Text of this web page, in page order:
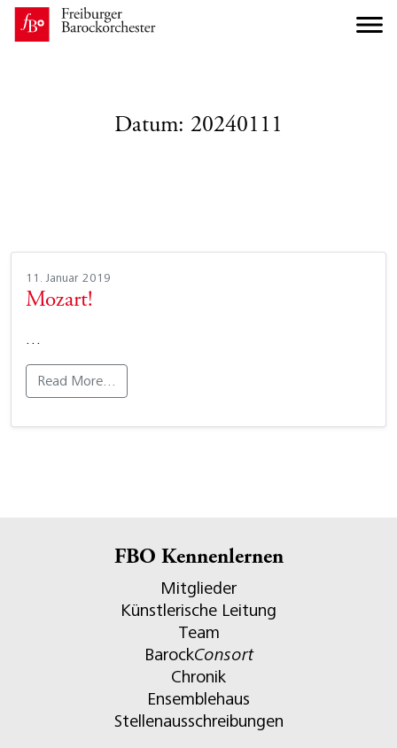
Datum: 20240111
11. Januar 2019
Mozart!
…
Read More…
FBO Kennenlernen
Mitglieder
Künstlerische Leitung
Team
BarockConsort
Chronik
Ensemblehaus
Stellenausschreibungen